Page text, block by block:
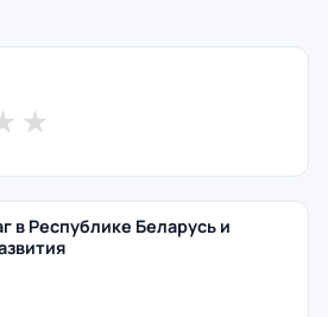
★
в Республике Беларусь и